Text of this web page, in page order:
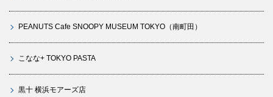
PEANUTS Cafe SNOOPY MUSEUM TOKYO（南町田）
こなな+ TOKYO PASTA
黒十 横浜モアーズ店